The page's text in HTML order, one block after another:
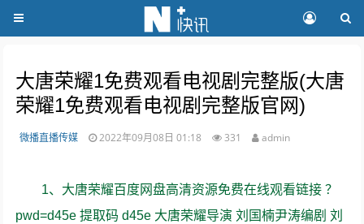
大唐荣耀1免费观看电视剧完整版(大唐
荣耀1免费观看电视剧完整版官网)
微播直播传媒 2022年09月08日 01:18 331 admin
1、大唐荣耀百度网盘高清资源免费在线观看链接 ？
pwd=d45e 提取码 d45e 大唐荣耀导演 刘国楠尹涛编剧 刘